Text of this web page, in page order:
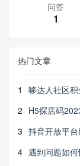
问答
1
热门文章
1
哆达人社区积
2 H5探店码
3 抖音开放平
4 遇到问题如